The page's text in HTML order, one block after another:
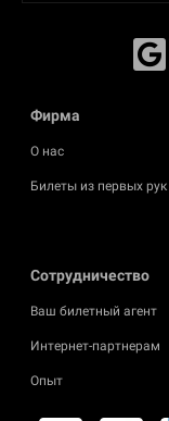
Фирма
О нас
Билеты из первых рук
Cотрудничество
Ваш билетный агент
Интернет-партнерам
Опыт